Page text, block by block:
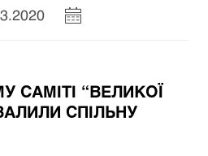
САМІТІ “ВЕЛИКОЇ
СПІЛЬНУ